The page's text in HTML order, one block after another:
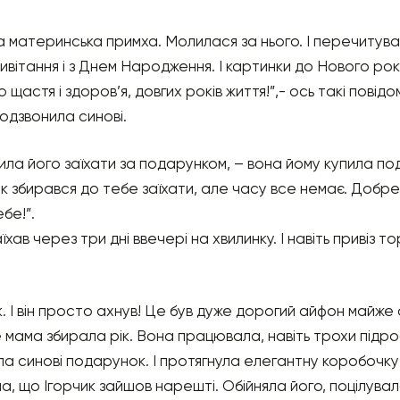
материнська примха. Молилася за нього. І
і з Днем Народження. І картинки до Нового
і здоров’я, довгих років життя!”,- ось такі
синові.
його заїхати за подарунком, – вона йому купила
збирався до тебе заїхати, але часу все немає.
через три дні ввечері на хвилинку. І навіть привіз
він просто ахнув! Це був дуже дорогий айфон майже
збирала рік. Вона працювала, навіть трохи
синові подарунок. І протягнула елегантну
що Ігорчик зайшов нарешті. Обійняла його,